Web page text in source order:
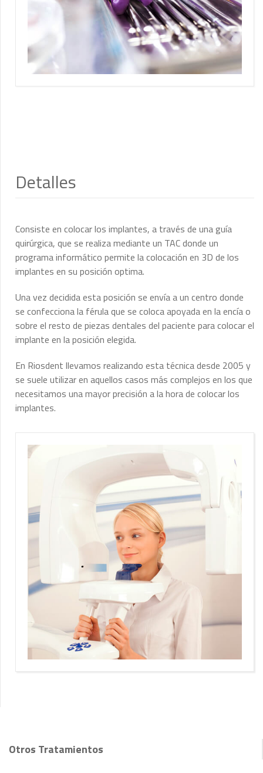
Detalles
Consiste en colocar los implantes, a través de una guía
quirúrgica, que se realiza mediante un TAC donde un
programa informático permite la colocación en 3D de los
implantes en su posición optima.
Una vez decidida esta posición se envía a un centro donde
se confecciona la férula que se coloca apoyada en la encía o
sobre el resto de piezas dentales del paciente para colocar el
implante en la posición elegida.
En Riosdent llevamos realizando esta técnica desde 2005 y
se suele utilizar en aquellos casos más complejos en los que
necesitamos una mayor precisión a la hora de colocar los
implantes.
Otros Tratamientos